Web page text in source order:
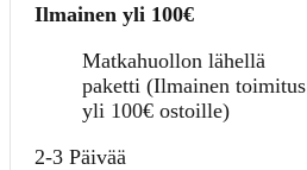
Ilmainen yli 100€
Matkahuollon lähellä
paketti (Ilmainen toimitus
yli 100€ ostoille)
2-3 Päivää